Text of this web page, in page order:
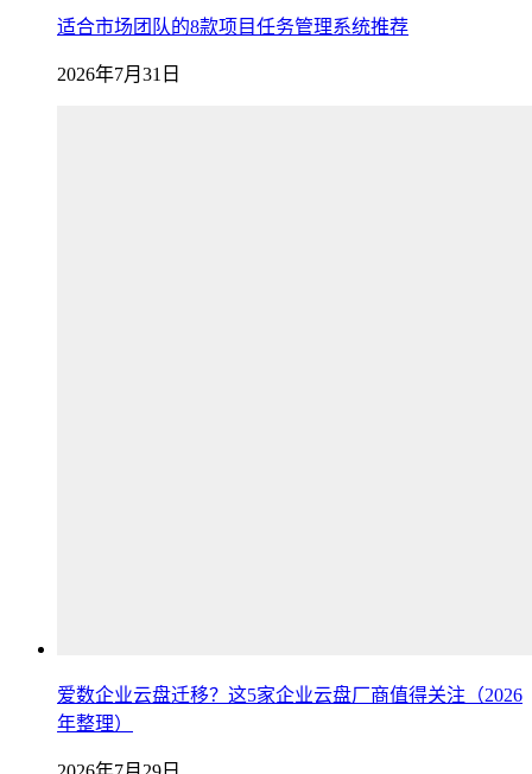
适合市场团队的8款项目任务管理系统推荐
2026年7月31日
爱数企业云盘迁移？这5家企业云盘厂商值得关注（2026
年整理）